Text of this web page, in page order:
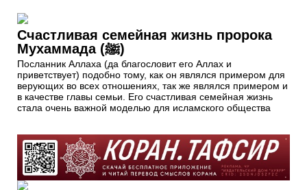
Счастливая семейная жизнь пророка
Мухаммада (ﷺ)
Посланник Аллаха (да благословит его Аллах и
приветствует) подобно тому, как он являлся примером для
верующих во всех отношениях, так же являлся примером и
в качестве главы семьи. Его счастливая семейная жизнь
стала очень важной моделью для исламского общества